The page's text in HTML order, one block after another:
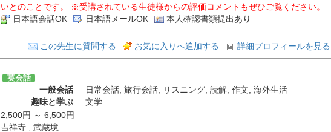
いとのことです。 ※受講されている生徒様からの評価コメントもぜひご覧ください。
日本語会話OK
日本語メールOK 本人確認書類提出あり
この先生に質問する お気に入りへ追加する 詳細プロフィールを見る
英会話
一般会話 日常会話, 旅行会話, リスニング, 読解, 作文 海外生活
趣味と学ぶ
文学
2,500円 ～ 6,500円
吉祥寺 , 武蔵境